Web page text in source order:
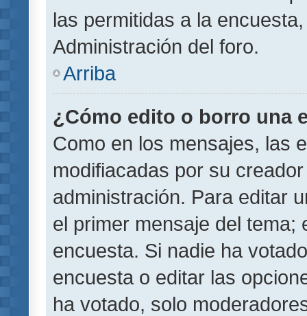
las permitidas a la
Administración del foro.
Arriba
¿Cómo edito o borro una
Como en los mensajes, las
modifiacadas por su
administración. Para editar
el primer mensaje del
encuesta. Si nadie ha
encuesta o editar las
ha votado, solo